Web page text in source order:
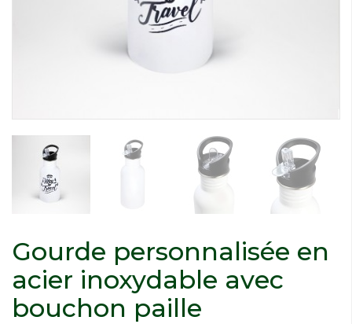
Gourde personnalisée en
acier inoxydable avec
bouchon paille